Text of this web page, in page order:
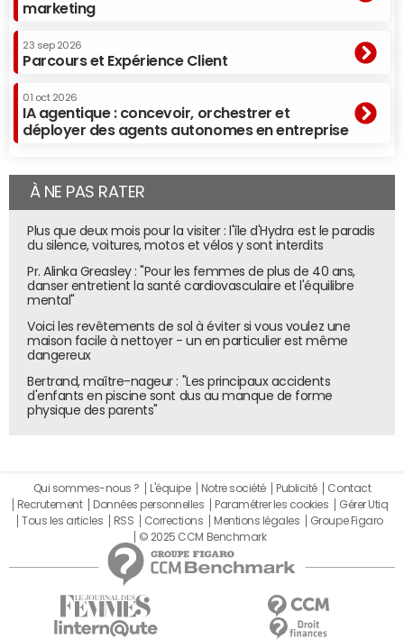
marketing
23 sep 2026
Parcours et Expérience Client
01 oct 2026
IA agentique : concevoir, orchestrer et
déployer des agents autonomes en entreprise
À NE PAS RATER
Plus que deux mois pour la visiter : l'île d'Hydra est le paradis
du silence, voitures, motos et vélos y sont interdits
Pr. Alinka Greasley : "Pour les femmes de plus de 40 ans,
danser entretient la santé cardiovasculaire et l'équilibre
mental"
Voici les revêtements de sol à éviter si vous voulez une
maison facile à nettoyer - un en particulier est même
dangereux
Bertrand, maître-nageur : "Les principaux accidents
d'enfants en piscine sont dus au manque de forme
physique des parents"
Qui sommes-nous ? L'équipe Notre société Publicité
Contact
Recrutement
Données personnelles Paramétrer les cookies
Gérer Utiq
Tous les articles
RSS Corrections Mentions légales
Groupe Figaro
© 2025 CCM Benchmark